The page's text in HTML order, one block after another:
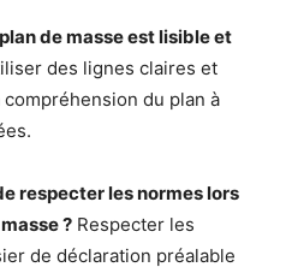
de masse est lisible et
des lignes claires et
du plan à
respecter les normes lors
? Respecter les
de déclaration préalable